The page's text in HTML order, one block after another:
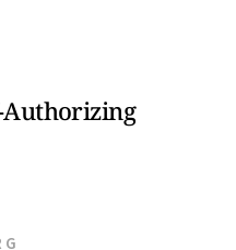
Authorizing